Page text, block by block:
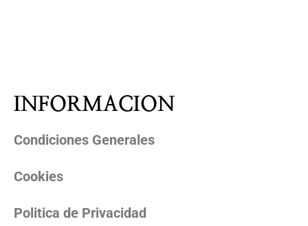
INFORMACION
Condiciones Generales
Cookies
Politica de Privacidad